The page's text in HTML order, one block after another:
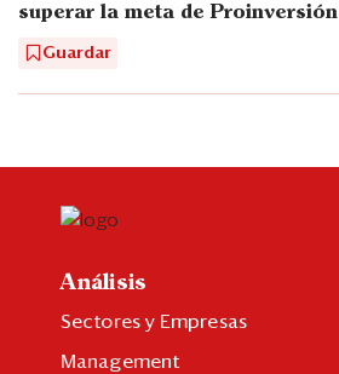
superar la meta de Proinversión
Guardar
Análisis
Sectores y Empresas
Management